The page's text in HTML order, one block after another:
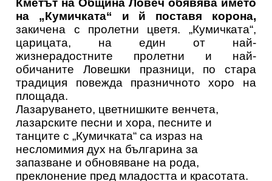
на „Кумичката“ и й поставя корона,
закичена с пролетни цветя. „Кумичката“,
царицата, на един от най-
жизнерадостните пролетни и най-
обичаните Ловешки празници, по стара
традиция повежда празничното хоро на
площада.
Лазаруването, цветнишките венчета,
лазарските песни и хора, песните и
танците с „Кумичката“ са израз на
несломимия дух на българина за
запазване и обновяване на рода,
преклонение пред младостта и красотата.